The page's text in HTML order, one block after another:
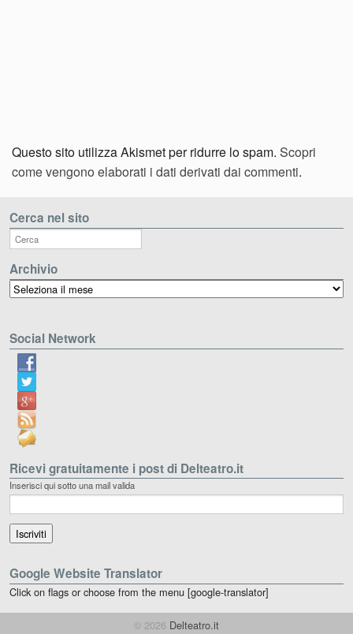
Questo sito utilizza Akismet per ridurre lo spam. Scopri
come vengono elaborati i dati derivati dai commenti.
Cerca nel sito
Archivio
Archivio
Social Network
Ricevi gratuitamente i post di Delteatro.it
Inserisci qui sotto una mail valida
Google Website Translator
Click on flags or choose from the menu [google-translator]
© 2026 Delteatro.it